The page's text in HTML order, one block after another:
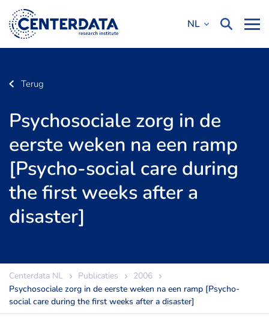
NL
Terug
Psychosociale zorg in de
eerste weken na een ramp
[Psycho-social care during
the first weeks after a
disaster]
Centerdata NL Publicaties
2006
Psychosociale zorg in de eerste weken na een ramp [Psycho-
social care during the first weeks after a disaster]